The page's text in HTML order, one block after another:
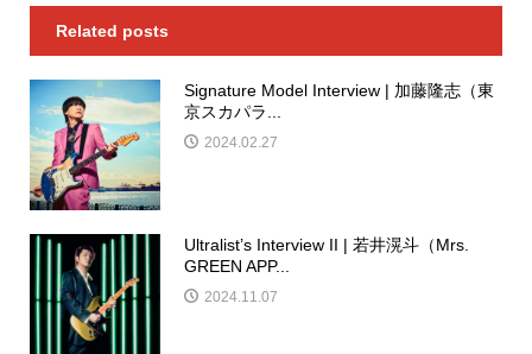
Related posts
Signature Model Interview | 加藤隆志（東
京スカパラ...
2024.02.27
Ultralist’s Interview II | 若井滉斗（Mrs.
GREEN APP...
2024.11.07